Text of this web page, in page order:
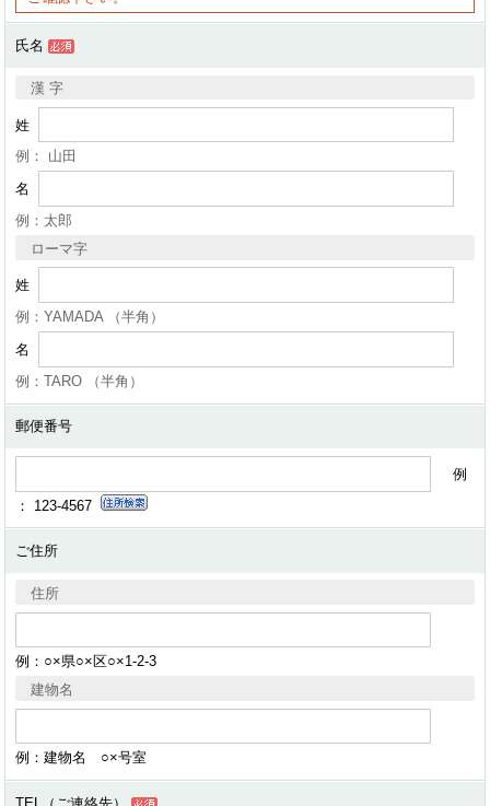
氏名
漢 字
姓
例： 山田
名
例：太郎
ローマ字
姓
例：YAMADA （半角）
名
例：TARO （半角）
郵便番号
例
： 123-4567
ご住所
住所
例：○×県○×区○×1-2-3
建物名
例：建物名 ○×号室